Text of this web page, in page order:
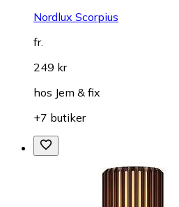
Nordlux Scorpius
fr.
249 kr
hos Jem & fix
+7 butiker